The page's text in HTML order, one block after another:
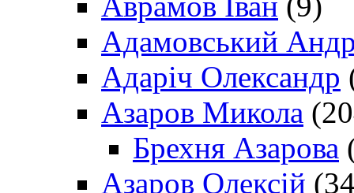
Адамовський
Адаріч Олександр
Азаров Микола
Брехня Азарова
Азаров Олексій